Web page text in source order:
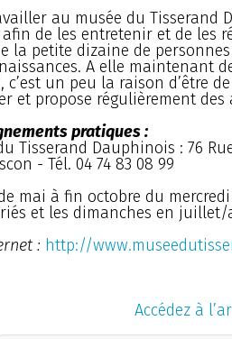
au musée du
de les entretenir et de les
la petite dizaine de
A elle maintenant
c’est un peu la raison d’être
et propose régulièrement
pratiques :
Tisserand Dauphinois : 76
- Tél. 04 74 83 08 99
mai à fin octobre du
et les dimanches en juillet/
: http://
Accédez à